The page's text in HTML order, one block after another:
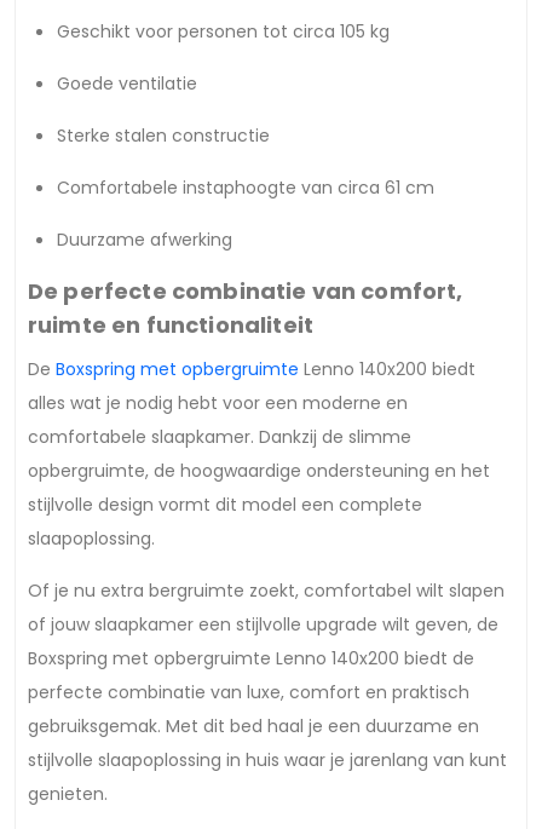
Geschikt voor personen tot circa 105 kg
Goede ventilatie
Sterke stalen constructie
Comfortabele instaphoogte van circa 61 cm
Duurzame afwerking
De perfecte combinatie van comfort,
ruimte en functionaliteit
De Boxspring met opbergruimte Lenno 140x200 biedt
alles wat je nodig hebt voor een moderne en
comfortabele slaapkamer. Dankzij de slimme
opbergruimte, de hoogwaardige ondersteuning en het
stijlvolle design vormt dit model een complete
slaapoplossing.
Of je nu extra bergruimte zoekt, comfortabel wilt slapen
of jouw slaapkamer een stijlvolle upgrade wilt geven, de
Boxspring met opbergruimte Lenno 140x200 biedt de
perfecte combinatie van luxe, comfort en praktisch
gebruiksgemak. Met dit bed haal je een duurzame en
stijlvolle slaapoplossing in huis waar je jarenlang van kunt
genieten.